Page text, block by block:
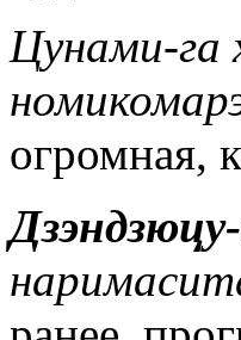
Цунами-га
огромная,